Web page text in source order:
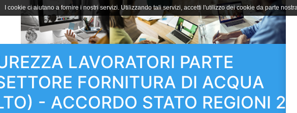
LAVORATORI PARTE
FORNITURA DI ACQUA
- ACCORDO STATO REGIONI
I cookie ci aiutano a fornire i nostri servizi. Utilizzando tali servizi, accetti l'utilizzo dei cookie da parte